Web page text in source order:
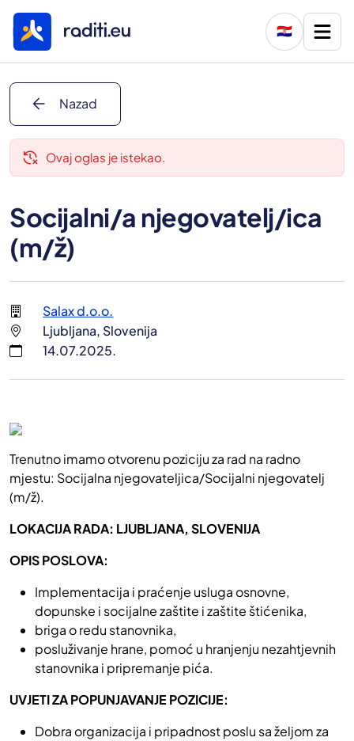
🇭🇷
arrow_back Nazad
delete_history Ovaj oglas je istekao.
Socijalni/a njegovatelj/ica
(m/ž)
Salax d.o.o.
Ljubljana, Slovenija
14.07.2025.
Trenutno imamo otvorenu poziciju za rad na radno
mjestu: Socijalna njegovateljica/Socijalni njegovatelj
(m/ž).
LOKACIJA RADA: LJUBLJANA, SLOVENIJA
OPIS POSLOVA:
Implementacija i praćenje usluga osnovne,
dopunske i socijalne zaštite i zaštite štićenika,
briga o redu stanovnika,
posluživanje hrane, pomoć u hranjenju nezahtjevnih
stanovnika i pripremanje pića.
UVJETI ZA POPUNJAVANJE POZICIJE:
Dobra organizacija i pripadnost poslu sa željom za